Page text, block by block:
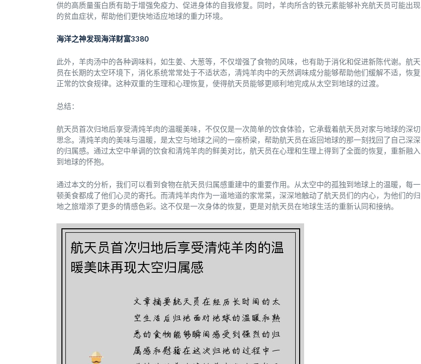
供的高质量蛋白质有助于增强免疫力、促进身体的自我修复。同时，羊肉所含的铁元素能够补充航天员可能出现
的贫血症状，帮助他们更快地适应地球的重力环境。
海洋之神发现海洋财富3380
此外，羊肉汤中的各种调味料，如生姜、大葱等，不仅增强了食物的风味，也有助于消化和促进新陈代谢。航天
员在长期的太空环境下，消化系统常常处于不适状态，清炖羊肉中的天然调味成分能够帮助他们缓解不适，恢复
正常的饮食规律。这种双重的生理和心理恢复，使得航天员能够更顺利地完成从太空到地球的过渡。
总结：
航天员首次归地后享受清炖羊肉的温暖美味，不仅仅是一次简单的饮食体验，它承载着航天员对家与地球的深切
思念。清炖羊肉的美味与温暖，是太空与地球之间的一座桥梁，帮助航天员在返回地球的那一刻找回了自己深深
的归属感。通过太空中单调的饮食和清炖羊肉的鲜美对比，航天员在心理和生理上得到了全面的恢复，重新融入
到地球的怀抱。
通过本文的分析，我们可以看到食物在航天员归属感重建中的重要作用。从太空中的孤独到地球上的温暖，每一
顿美食都成了他们心灵的寄托。而清炖羊肉作为一道地道的家常菜，深深地触动了航天员们的内心，为他们的归
地之旅增添了更多的情感色彩。这不仅是一次身体的恢复，更是对航天员在地球生活的重新认同和接纳。